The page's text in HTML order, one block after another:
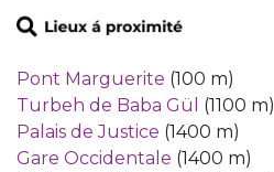
Pont Marguerite (100 m)
Turbeh de Baba Gül
(1100 m)
Palais de Justice (1400 m)
Gare Occidentale (1400 m)